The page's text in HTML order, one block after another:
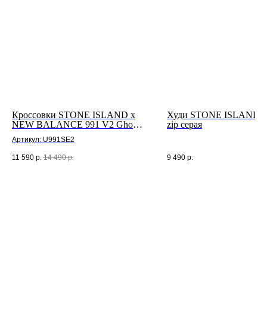
Кроссовки STONE ISLAND x
NEW BALANCE 991 V2 Ghost
Артикул: U991SE2
11 590 р. 14 490 р.
Худи STONE ISLAND
zip серая
9 490 р.